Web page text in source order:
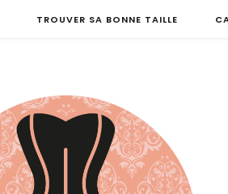
TROUVER SA BONNE TAILLE